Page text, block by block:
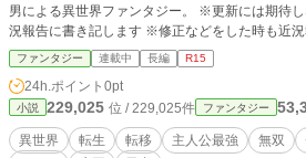
男による異世界ファンタジー。 ※更新には期待
況報告に書き記します ※修正などをした時も近
ファンタジー 連載中 長編 R15
24h.ポイント 0pt
小説 229,025 位 / 229,025件 ファンタジー
異世界 転生 転移 主人公最強 無双